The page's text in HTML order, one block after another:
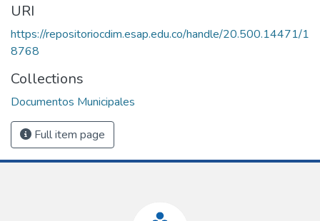
URI
https://repositoriocdim.esap.edu.co/handle/20.500.14471/1
8768
Collections
Documentos Municipales
Full item page